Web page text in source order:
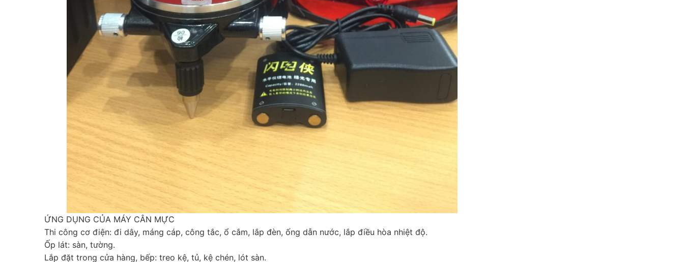
ỨNG DỤNG CỦA MÁY CÂN MỰC
Thi công cơ điện: đi dây, máng cáp, công tắc, ổ cắm, lắp đèn, ống dẫn nước, lắp điều hòa nhiệt độ.
Ốp lát: sàn, tường.
Lắp đặt trong cửa hàng, bếp: treo kệ, tủ, kệ chén, lót sàn.